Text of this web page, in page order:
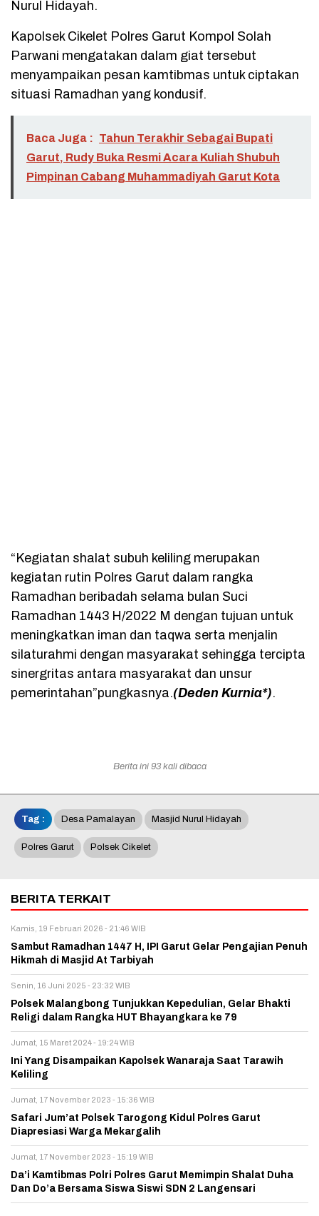
Nurul Hidayah.
Kapolsek Cikelet Polres Garut Kompol Solah
Parwani mengatakan dalam giat tersebut
menyampaikan pesan kamtibmas untuk ciptakan
situasi Ramadhan yang kondusif.
Baca Juga : Tahun Terakhir Sebagai Bupati
Garut, Rudy Buka Resmi Acara Kuliah Shubuh
Pimpinan Cabang Muhammadiyah Garut Kota
“Kegiatan shalat subuh keliling merupakan
kegiatan rutin Polres Garut dalam rangka
Ramadhan beribadah selama bulan Suci
Ramadhan 1443 H/2022 M dengan tujuan untuk
meningkatkan iman dan taqwa serta menjalin
silaturahmi dengan masyarakat sehingga tercipta
sinergritas antara masyarakat dan unsur
pemerintahan”pungkasnya.(Deden Kurnia*).
Berita ini 93 kali dibaca
Tag : Desa Pamalayan Masjid Nurul Hidayah
Polres Garut Polsek Cikelet
BERITA TERKAIT
Kamis, 19 Februari 2026 - 21:46 WIB
Sambut Ramadhan 1447 H, IPI Garut Gelar Pengajian Penuh
Hikmah di Masjid At Tarbiyah
Senin, 16 Juni 2025 - 23:32 WIB
Polsek Malangbong Tunjukkan Kepedulian, Gelar Bhakti
Religi dalam Rangka HUT Bhayangkara ke 79
Jumat, 15 Maret 2024 - 19:24 WIB
Ini Yang Disampaikan Kapolsek Wanaraja Saat Tarawih
Keliling
Jumat, 17 November 2023 - 15:36 WIB
Safari Jum’at Polsek Tarogong Kidul Polres Garut
Diapresiasi Warga Mekargalih
Jumat, 17 November 2023 - 15:19 WIB
Da’i Kamtibmas Polri Polres Garut Memimpin Shalat Duha
Dan Do’a Bersama Siswa Siswi SDN 2 Langensari